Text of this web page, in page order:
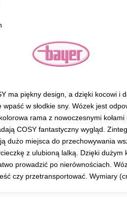
ma piękny design, a dzięki kocowi i
wpaść w słodkie sny. Wózek jest
rama z nowoczesnymi kołami
COSY fantastyczny wygląd.
dużo miejsca do przechowywania
z ulubioną lalką. Dzięki dużym
prowadzić po nierównościach.
czy przetransportować. Wymiary